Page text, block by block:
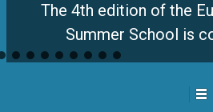
edition of the Eutopia
Summer School is coming